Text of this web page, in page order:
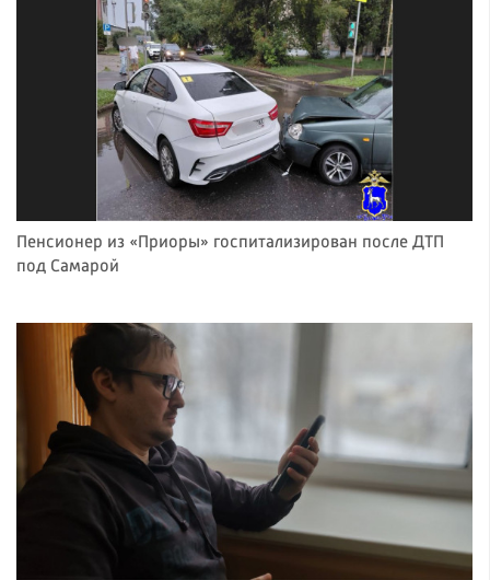
Пенсионер из «Приоры» госпитализирован после ДТП
под Самарой